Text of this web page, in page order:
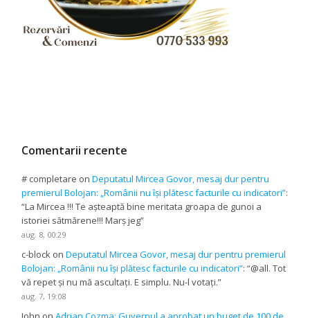
Comentarii recente
# completare onDeputatul Mircea Govor, mesaj dur pentru
premierul Bolojan: „Românii nu își plătesc facturile cu indicatori”:
“La Mircea !!! Te așteaptă bine meritata groapa de gunoi a
istoriei sătmărene!!! Marș jeg”
aug. 8, 00:29
c-block onDeputatul Mircea Govor, mesaj dur pentru premierul
Bolojan: „Românii nu își plătesc facturile cu indicatori”: “@all. Tot
vă repet și nu mă ascultați. E simplu. Nu-l votați.”
aug. 7, 19:08